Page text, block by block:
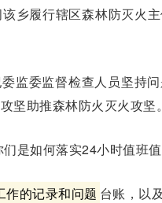
乡履行辖区森林防灭火
监委监督检查人员坚持
坚助推森林防火灭火攻坚。
是如何落实24小时值班
作的记录和问题 台账，以